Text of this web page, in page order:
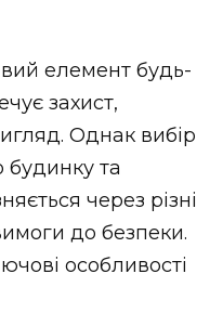
елемент будь-
захист,
Однак вибір
та
через різні
до безпеки.
особливості